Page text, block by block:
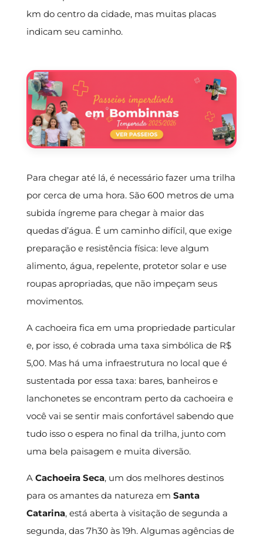
km do centro da cidade, mas muitas placas
indicam seu caminho.
Para chegar até lá, é necessário fazer uma trilha
por cerca de uma hora. São 600 metros de uma
subida íngreme para chegar à maior das
quedas d’água. É um caminho difícil, que exige
preparação e resistência física: leve algum
alimento, água, repelente, protetor solar e use
roupas apropriadas, que não impeçam seus
movimentos.
A cachoeira fica em uma propriedade particular
e, por isso, é cobrada uma taxa simbólica de R$
5,00. Mas há uma infraestrutura no local que é
sustentada por essa taxa: bares, banheiros e
lanchonetes se encontram perto da cachoeira e
você vai se sentir mais confortável sabendo que
tudo isso o espera no final da trilha, junto com
uma bela paisagem e muita diversão.
A Cachoeira Seca, um dos melhores destinos
para os amantes da natureza em Santa
Catarina, está aberta à visitação de segunda a
segunda, das 7h30 às 19h. Algumas agências de